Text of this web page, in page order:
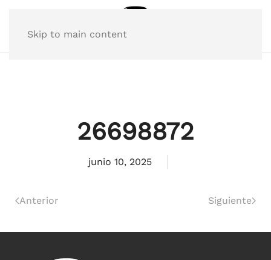
Skip to main content
26698872
junio 10, 2025
Anterior Siguiente